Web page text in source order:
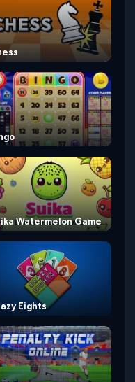
Watermelon Game
Eights